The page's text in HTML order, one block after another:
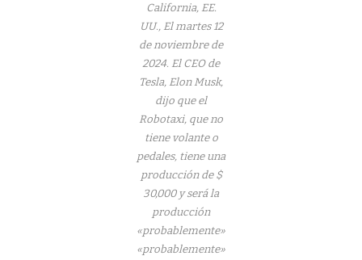
California, EE.
UU., El martes 12
de noviembre de
2024. El CEO de
Tesla, Elon Musk,
dijo que el
Robotaxi, que no
tiene volante o
pedales, tiene una
producción de $
30,000 y será la
producción
«probablemente»
«probablemente»